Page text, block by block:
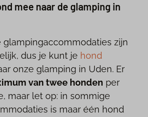
mee naar de glamping in
glampingaccommodaties zijn
dus je kunt je hond
onze glamping in Uden. Er
van twee honden per
maar let op: in sommige
is maar één hond